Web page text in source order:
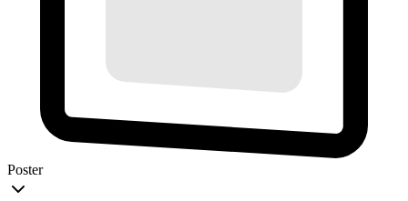
Poster